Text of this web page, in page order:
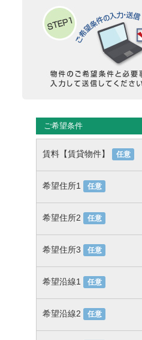
ご希望条件
賃料【賃貸物件】 任意
希望住所1 任意
希望住所2 任意
希望住所3 任意
希望沿線1 任意
希望沿線2 任意